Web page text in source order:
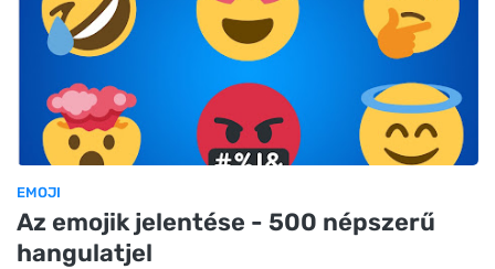
EMOJI
Az emojik jelentése - 500 népszerű
hangulatjel